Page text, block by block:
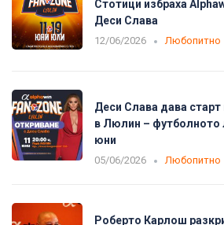
Стотици избраха
Деси Слава
12/06/2026 Любопитно
Деси Слава дава
в Люлин – футболното
юни
05/06/2026 Любопитно
Роберто Карлош